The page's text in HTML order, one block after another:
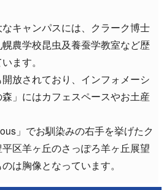
キャンパスには、クラーク博士
農学校昆虫及養蚕学教室など歴
ます。
放されており、インフォメーシ
」にはカフェスペースやお土産
」でお馴染みの右手を挙げたク
区羊ヶ丘のさっぽろ羊ヶ丘展望
は胸像となっています。